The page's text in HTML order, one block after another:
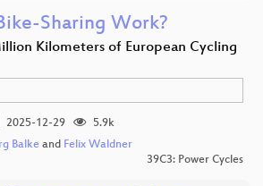
Sharing Work?
Kilometers of European Cycling
2025-12-29
5.9k
Balke and Felix Waldner
39C3: Power Cycles